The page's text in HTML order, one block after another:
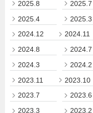
2025.8
2025.7
2025.4
2025.3
2024.12
2024.11
2024.8
2024.7
2024.3
2024.2
2023.11
2023.10
2023.7
2023.6
2023.3
2023.2